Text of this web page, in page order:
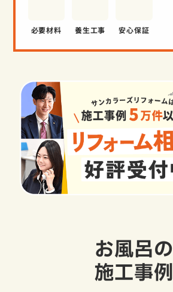
必要材料 養生工事 安心保証
お風呂の
施工事例